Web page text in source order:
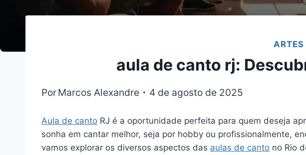
ARTES
aula de canto rj:
PorMarcos Alexandre 4 de agosto de 2025
Aula de canto RJ é a oportunidade perfeita para quem deseja
sonha em cantar melhor, seja por hobby ou profissionalmente,
vamos explorar os diversos aspectos das aulas de canto no Rio